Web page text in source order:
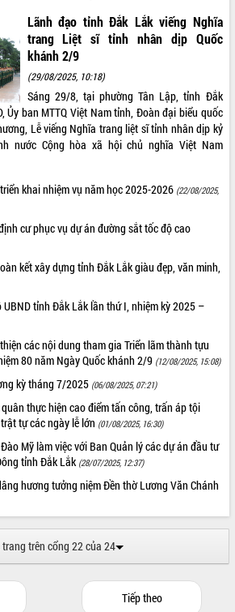
liệt sĩ
trong
quy
Môi
sát
gói
các
xúc
thích
Nam đột
phá trong
đổi số
dựng hạ
Tân
nhân Kỷ
Cách
thực
Công bố
tư tỉnh Đắk
tai
Lãnh đạo tỉnh Đắk Lắk viếng Nghĩa
trang Liệt sĩ tỉnh nhân dịp Quốc
khánh 2/9
(29/08/2025, 10:18)
Sáng 29/8, tại phường Tân Lập, tỉnh Đắk
Ủy ban MTTQ Việt Nam tỉnh, Đoàn đại biểu quốc
Lễ viếng Nghĩa trang liệt sĩ tỉnh nhân dịp kỷ
nước Cộng hòa xã hội chủ nghĩa Việt Nam
khai nhiệm vụ năm học 2025-2026 (22/08/2025,
cư phục vụ dự án đường sắt tốc độ cao
kết xây dựng tỉnh Đắk Lắk giàu đẹp, văn minh,
tỉnh Đắk Lắk lần thứ I, nhiệm kỳ 2025 –
các nội dung tham gia Triển lãm thành tựu
80 năm Ngày Quốc khánh 2/9 (12/08/2025, 15:08)
kỳ tháng 7/2025 (06/08/2025, 07:21)
thực hiện cao điểm tấn công, trấn áp tội
tự các ngày lễ lớn (01/08/2025, 16:30)
Mỹ làm việc với Ban Quản lý các dự án đầu tư
tỉnh Đắk Lắk (28/07/2025, 12:37)
hương tưởng niệm Đền thờ Lương Văn Chánh
trang trên cổng 22 của 24
Tiếp theo